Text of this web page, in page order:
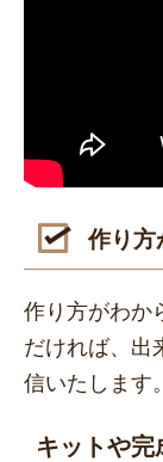
作り方
作り方がわか
だければ、出
信いたします。
キットや